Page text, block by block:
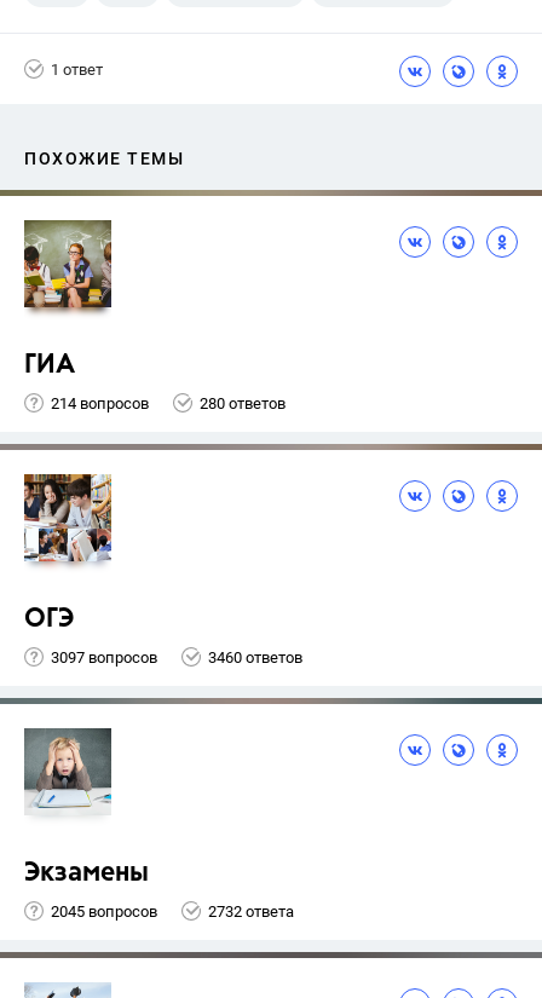
1 ответ
ПОХОЖИЕ ТЕМЫ
ГИА
214 вопросов 280 ответов
ОГЭ
3097 вопросов 3460 ответов
Экзамены
2045 вопросов 2732 ответа